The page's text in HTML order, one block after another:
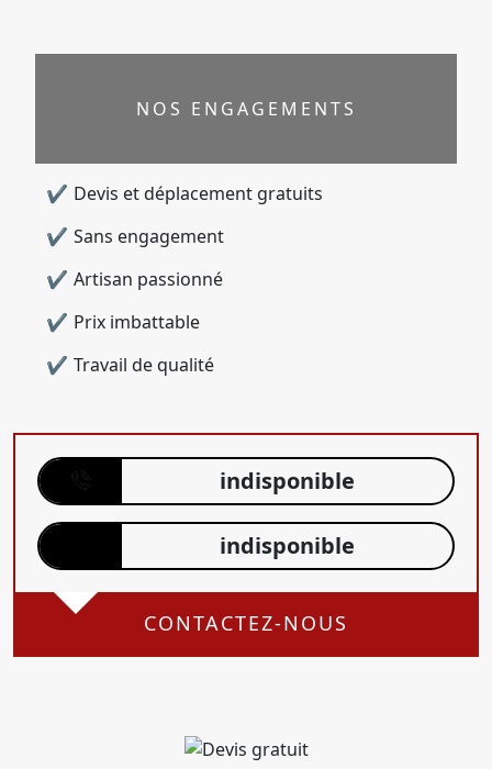
NOS ENGAGEMENTS
Devis et déplacement gratuits
Sans engagement
Artisan passionné
Prix imbattable
Travail de qualité
indisponible
indisponible
CONTACTEZ-NOUS